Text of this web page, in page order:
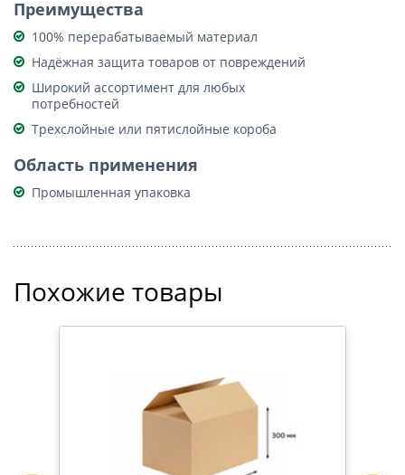
Преимущества
100% перерабатываемый материал
Надёжная защита товаров от повреждений
Широкий ассортимент для любых
потребностей
Трехслойные или пятислойные короба
Область применения
Промышленная упаковка
Похожие товары